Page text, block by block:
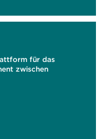
für das
zwischen